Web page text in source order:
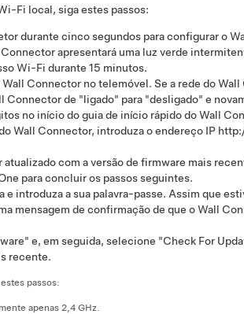
Fi local, siga estes passos:
durante cinco segundos para configurar o
apresentará uma luz verde
Wi-Fi durante 15 minutos.
Connector no telemóvel. Se a rede do
Connector de "ligado" para "desligado" e
no início do guia de início rápido do Wall
Wall Connector, introduza o endereço IP
com a versão de firmware mais
para concluir os passos seguintes.
introduza a sua palavra-passe. Assim que
mensagem de confirmação de que o Wall
e, em seguida, selecione "Check For
recente.
passos:
apenas 2,4 GHz.